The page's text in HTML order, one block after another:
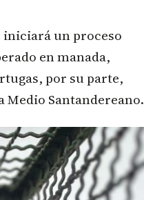
iniciará un proceso
en manada,
por su parte,
Medio Santandereano.